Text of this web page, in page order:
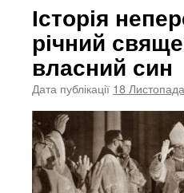
Історія
річний
власний син
Дата публікації 18